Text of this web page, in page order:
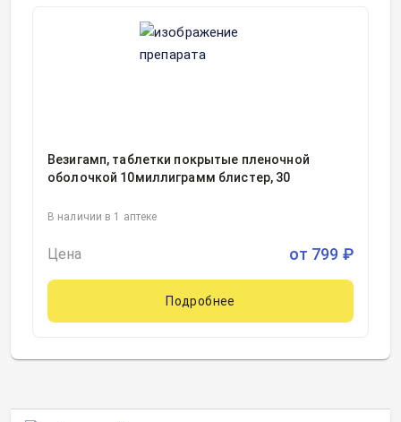
Везигамп, таблетки покрытые пленочной
оболочкой 10миллиграмм блистер, 30
В наличии в 1 аптеке
Цена от 799 ₽
Подробнее